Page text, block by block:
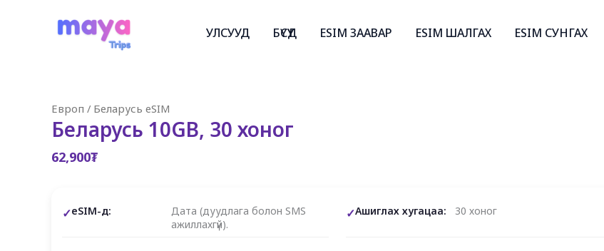
УЛСУУД БҮСҮҮД ESIM ЗААВАР ESIM ШАЛГАХ ESIM СУНГАХ
Европ / Беларусь eSIM
Беларусь 10GB, 30 хоног
62,900₮
eSIM-д:
Дата (дуудлага болон SMS
ажиллахгүй).
Ашиглах хугацаа: 30 хоног